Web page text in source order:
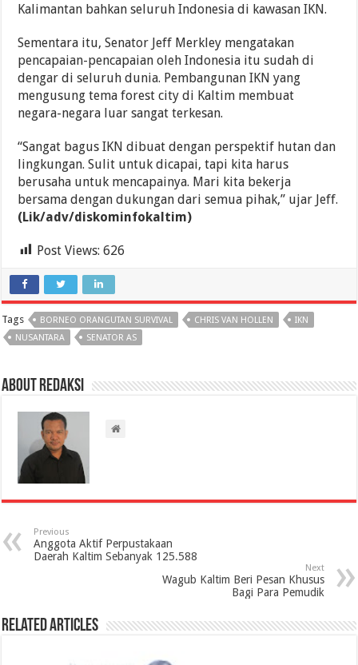
Kalimantan bahkan seluruh Indonesia di kawasan IKN.
Sementara itu, Senator Jeff Merkley mengatakan
pencapaian-pencapaian oleh Indonesia itu sudah di
dengar di seluruh dunia. Pembangunan IKN yang
mengusung tema forest city di Kaltim membuat
negara-negara luar sangat terkesan.
“Sangat bagus IKN dibuat dengan perspektif hutan dan
lingkungan. Sulit untuk dicapai, tapi kita harus
berusaha untuk mencapainya. Mari kita bekerja
bersama dengan dukungan dari semua pihak,” ujar Jeff.
(Lik/adv/diskominfokaltim)
Post Views: 626
Tags BORNEO ORANGUTAN SURVIVAL CHRIS VAN HOLLEN
IKN
NUSANTARA
SENATOR AS
About Redaksi
Previous
Anggota Aktif Perpustakaan
Daerah Kaltim Sebanyak 125.588
Next
Wagub Kaltim Beri Pesan Khusus
Bagi Para Pemudik
Related Articles